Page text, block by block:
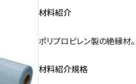
材料紹介
ポリプロピレン製の絶縁材。
材料紹介規格